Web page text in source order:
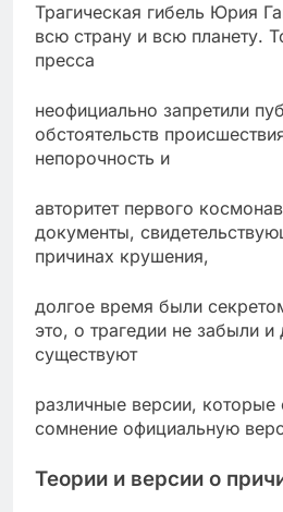
Трагическая гибель Юрия
всю страну и всю планету.
пресса
неофициально запретили
обстоятельств
непорочность и
авторитет первого
документы,
причинах крушения,
долгое время были
это, о трагедии не забыли и
существуют
различные версии, которые
сомнение официальную
Теории и версии о